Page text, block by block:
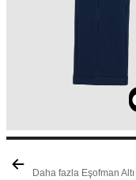
Daha fazla Eşofman Altı